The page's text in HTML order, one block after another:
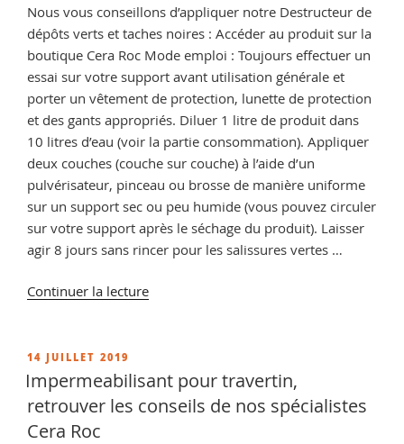
Nous vous conseillons d’appliquer notre Destructeur de
dépôts verts et taches noires : Accéder au produit sur la
boutique Cera Roc Mode emploi : Toujours effectuer un
essai sur votre support avant utilisation générale et
porter un vêtement de protection, lunette de protection
et des gants appropriés. Diluer 1 litre de produit dans
10 litres d’eau (voir la partie consommation). Appliquer
deux couches (couche sur couche) à l’aide d’un
pulvérisateur, pinceau ou brosse de manière uniforme
sur un support sec ou peu humide (vous pouvez circuler
sur votre support après le séchage du produit). Laisser
agir 8 jours sans rincer pour les salissures vertes …
Continuer la lecturede
conseils
et
PUBLIÉ
LE
14 JUILLET 2019
Impermeabilisant pour travertin,
retrouver les conseils de nos spécialistes
Cera Roc